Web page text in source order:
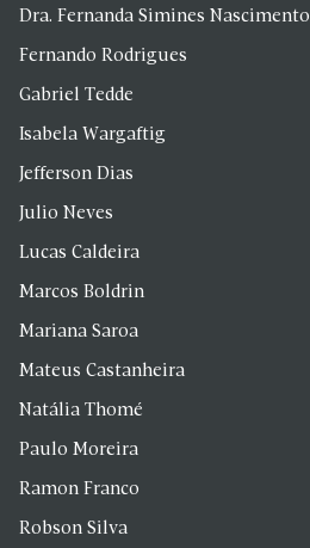
Dra. Fernanda Simines Nascimento
Fernando Rodrigues
Gabriel Tedde
Isabela Wargaftig
Jefferson Dias
Julio Neves
Lucas Caldeira
Marcos Boldrin
Mariana Saroa
Mateus Castanheira
Natália Thomé
Paulo Moreira
Ramon Franco
Robson Silva